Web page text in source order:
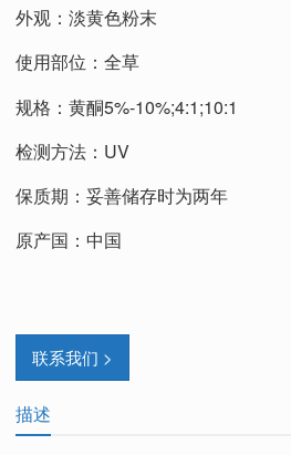
外观：淡黄色粉末
使用部位：全草
规格：黄酮5%-10%;4:1;10:1
检测方法：UV
保质期：妥善储存时为两年
原产国：中国
联系我们 >
描述